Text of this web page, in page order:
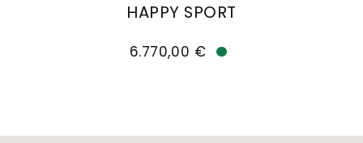
HAPPY SPORT
6.770,00 €